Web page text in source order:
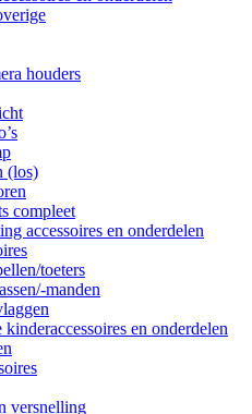
houders
(los)
compleet
accessoires en onderdelen
toeters
manden
kinderaccessoires en onderdelen
versnelling